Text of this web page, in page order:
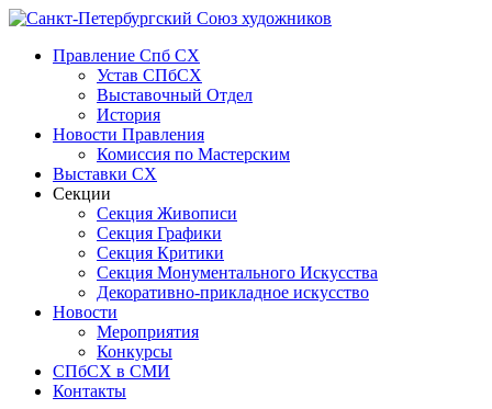
Правление Спб СХ
Устав СПбСХ
Выставочный Отдел
История
Новости Правления
Комиссия по Мастерским
Выставки СХ
Секции
Секция Живописи
Секция Графики
Секция Критики
Секция Монументального Искусства
Декоративно-прикладное искусство
Новости
Мероприятия
Конкурсы
СПбСХ в СМИ
Контакты